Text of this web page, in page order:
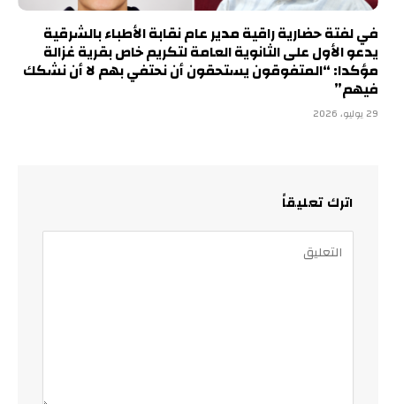
في لفتة حضارية راقية مدير عام نقابة الأطباء بالشرقية
يدعو الأول على الثانوية العامة لتكريم خاص بقرية غزالة
مؤكدا: “المتفوقون يستحقون أن نحتفي بهم لا أن نشكك
فيهم”
29 يوليو، 2026
اترك تعليقاً